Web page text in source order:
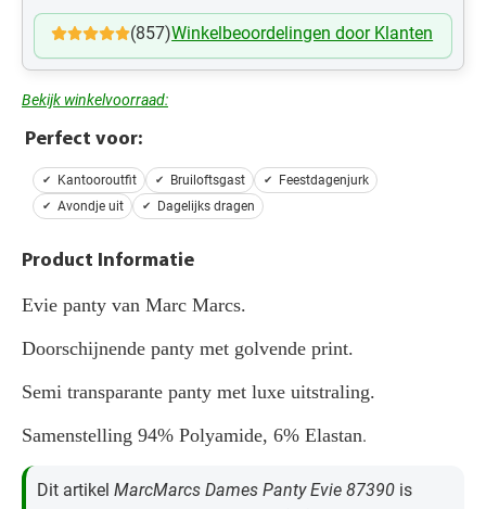
(857)Winkelbeoordelingen door Klanten
Bekijk winkelvoorraad:
Perfect voor:
Kantooroutfit Bruiloftsgast
Feestdagenjurk
Avondje uit
Dagelijks dragen
Product Informatie
Evie panty van Marc Marcs.
Doorschijnende panty met golvende print.
Semi transparante panty met luxe uitstraling.
Samenstelling 94% Polyamide, 6% Elastan.
Dit artikel MarcMarcs Dames Panty Evie 87390 is